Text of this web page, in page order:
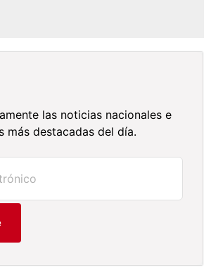
las noticias nacionales e
más destacadas del día.